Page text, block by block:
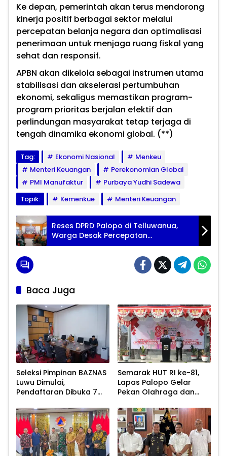
Ke depan, pemerintah akan terus mendorong
kinerja positif berbagai sektor melalui
percepatan belanja negara dan optimalisasi
penerimaan untuk menjaga ruang fiskal yang
sehat dan responsif.
APBN akan dikelola sebagai instrumen utama
stabilisasi dan akselerasi pertumbuhan
ekonomi, sekaligus memastikan program-
program prioritas berjalan efektif dan
perlindungan masyarakat tetap terjaga di
tengah dinamika ekonomi global. (**)
Tag: Ekonomi Nasional
Menkeu
Menteri Keuangan
Perekonomian Global
PMI Manufaktur
Purbaya Yudhi Sadewa
Topik:
Kemenkue Menteri Keuangan
Reses DPRD Palopo di Telluwanua,
Warga Desak Percepatan
Pembangunan Infrastruktur
Baca Juga
Seleksi Pimpinan BAZNAS
Luwu Dimulai,
Pendaftaran Dibuka 7
Semarak HUT RI ke-81,
Lapas Palopo Gelar
Pekan Olahraga dan